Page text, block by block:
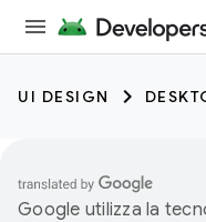
UI DESIGN
Google utilizza la